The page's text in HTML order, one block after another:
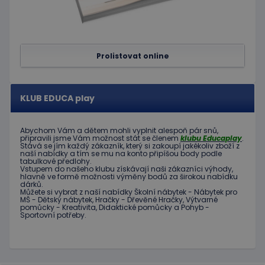
Prolistovat online
KLUB EDUCA play
Abychom Vám a dětem mohli vyplnit alespoň pár snů,
připravili jsmeVám možnost stát se členem klubuEducaplay.
Stává se jím každý zákazník, který si zakoupí jakékoliv zboží z
naší nabídky a tím se mu na konto připíšou body podle
tabulkové předlohy.
Vstupem do našeho klubu získávají naši zákazníci výhody,
hlavně veformě možnosti výměny bodů za širokou nabídku
dárků.
Můžete si vybrat z naší nabídkyŠkolní nábytek- Nábytek pro
MŠ- Dětský nábytek, Hračky- Dřevěné Hračky,Výtvarné
pomůcky- Kreativita, Didaktické pomůcky a Pohyb-
Sportovní potřeby.
jedná o
číslo,
pro
limit
zásadách ochrany soukromí společnosti Google